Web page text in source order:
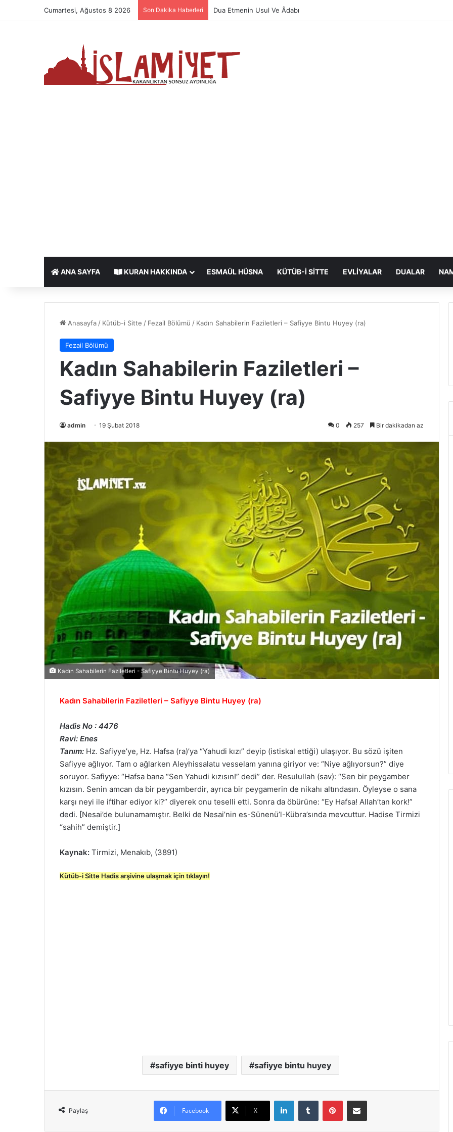
Cumartesi, Ağustos 8 2026 Son Dakika Haberleri Namazın Önemi Ve Fazileti
ANA SAYFA KURAN HAKKINDA ESMAÜL HÜSNA KÜTÜB-I SITTE EVLIYALAR DUALAR
Anasayfa / Kütüb-i Sitte / Fezail Bölümü / Kadın Sahabilerin Faziletleri – Safiyye Bintu Huyey (ra)
Fezail Bölümü
Kadın Sahabilerin Faziletleri –
Safiyye Bintu Huyey (ra)
admin 19 Şubat 2018 0 257 Bir dakikadan az
Kadın Sahabilerin Faziletleri - Safiyye Bintu Huyey (ra)
Kadın Sahabilerin Faziletleri – Safiyye Bintu Huyey (ra)
Hadis No : 4476
Ravi: Enes
Tanım: Hz. Safiyye’ye, Hz. Hafsa (ra)’ya “Yahudi kızı” deyip (istiskal ettiği) ulaşıyor. Bu sözü işiten
Safiyye ağlıyor. Tam o ağlarken Aleyhissalatu vesselam yanına giriyor ve: “Niye ağlıyorsun?” diye
soruyor. Safiyye: “Hafsa bana “Sen Yahudi kızısın!” dedi” der. Resulullah (sav): “Sen bir peygamber
kızısın. Senin amcan da bir peygamberdir, ayrıca bir peygamerin de nikahı altındasın. Öyleyse o sana
karşı neyi ile iftihar ediyor ki?” diyerek onu teselli etti. Sonra da öbürüne: “Ey Hafsa! Allah’tan kork!”
dedi. [Nesai’de bulunamamıştır. Belki de Nesai’nin es-Sünenü’l-Kübra’sında mevcuttur. Hadise Tirmizi
“sahih” demiştir.]
Kaynak: Tirmizi, Menakıb, (3891)
Kütüb-i Sitte Hadis arşivine ulaşmak için tıklayın!
safiyye binti huyey safiyye bintu huyey
Paylaş Facebook X
LinkedIn Tumblr Pinterest E-Posta ile paylaş